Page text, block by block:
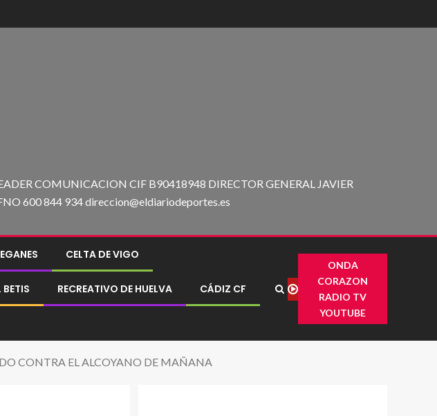
COMUNICACION CIF B90418948 DIRECTOR GENERAL JAVIER
600 844 934 direccion@eldiariodeportes.es
CELTA DE VIGO
BETIS RECREATIVO DE HUELVA CÁDIZ CF
ONDA
CORAZON
RADIO TV
YOUTUBE
CONTRA EL ALCOYANO DE MAÑANA